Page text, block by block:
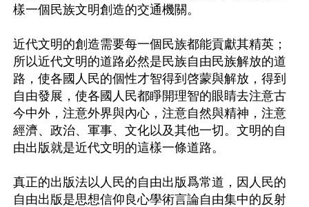
樣一個民族文明創造的交通機關。
近代文明的創造需要每一個民族都能貢獻其精英；
所以近代文明的道路必然是民族自由民族解放的道
路，使各國人民的個性才智得到啓蒙與解放，得到
自由發展，使各國人民都睜開理智的眼睛去注意古
今中外，注意外界與內心，注意自然與精神，注意
經濟、政治、軍事、文化以及其他一切。文明的自
由出版就是近代文明的這樣一條道路。
真正的出版法以人民的自由出版爲常道，因人民的
自由出版是思想信仰良心學術言論自由集中的反射